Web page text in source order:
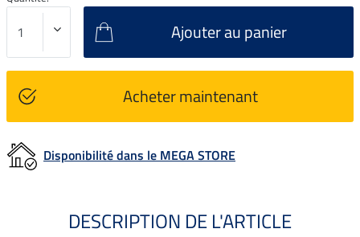
Ajouter au panier
Acheter maintenant
Disponibilité dans le MEGA STORE
DESCRIPTION DE L'ARTICLE